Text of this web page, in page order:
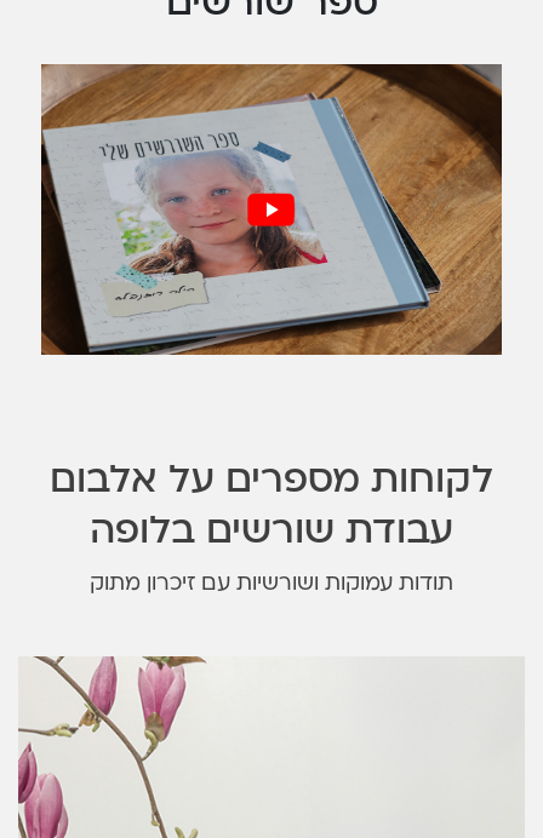
לקוחות מספרים על אלבום
עבודת שורשים בלופה
תודות עמוקות ושורשיות עם זיכרון מתוק